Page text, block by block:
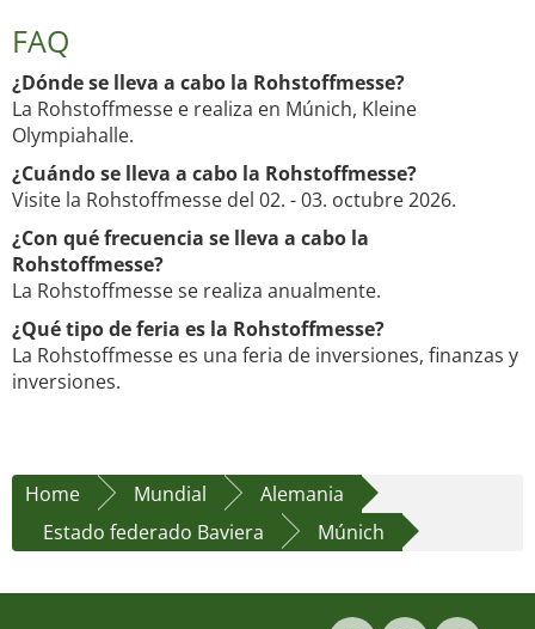
FAQ
¿Dónde se lleva a cabo la Rohstoffmesse?
La Rohstoffmesse e realiza en Múnich, Kleine
Olympiahalle.
¿Cuándo se lleva a cabo la Rohstoffmesse?
Visite la Rohstoffmesse del 02. - 03. octubre 2026.
¿Con qué frecuencia se lleva a cabo la
Rohstoffmesse?
La Rohstoffmesse se realiza anualmente.
¿Qué tipo de feria es la Rohstoffmesse?
La Rohstoffmesse es una feria de inversiones, finanzas y
inversiones.
Home Mundial
Alemania
Estado federado Baviera
Múnich